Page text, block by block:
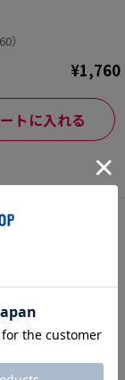
）
¥1,760
トに入れる